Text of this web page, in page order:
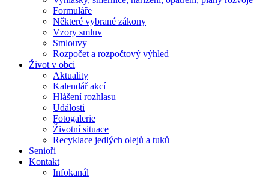
Formuláře
Některé vybrané zákony
Vzory smluv
Smlouvy
Rozpočet a rozpočtový výhled
Život v obci
Aktuality
Kalendář akcí
Hlášení rozhlasu
Události
Fotogalerie
Životní situace
Recyklace jedlých olejů a tuků
Senioři
Kontakt
Infokanál